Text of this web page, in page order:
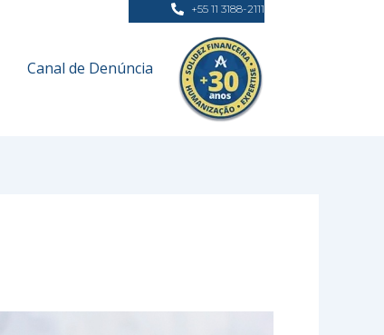
+55 11 3188-2111
Canal de Denúncia